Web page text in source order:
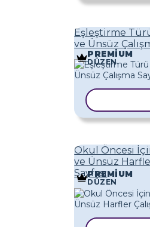
Eşleştirme
ve Ünsüz
PREMIUM
DÜZEN
Okul Öncesi
ve Ünsüz
Sayfası
PREMIUM
DÜZEN